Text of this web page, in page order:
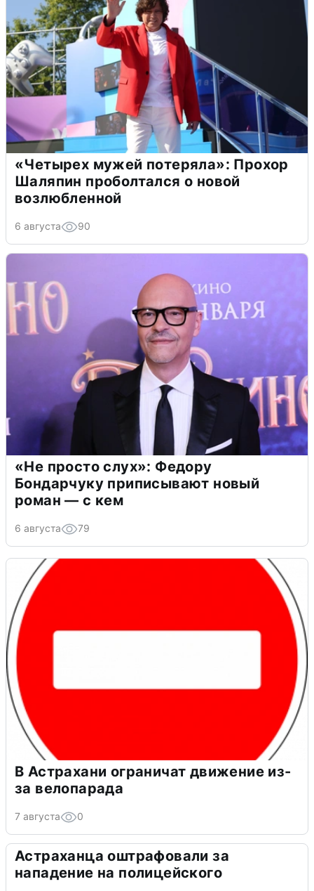
«Четырех мужей потеряла»: Прохор
Шаляпин проболтался о новой
возлюбленной
6 августа 90
«Не просто слух»: Федору
Бондарчуку приписывают новый
роман — с кем
6 августа 79
В Астрахани ограничат движение из-
за велопарада
7 августа 0
Астраханца оштрафовали за
нападение на полицейского